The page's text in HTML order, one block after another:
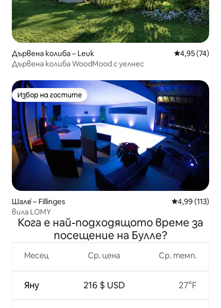
Дървена колиба – Leuk Средна
4,95 (74)
Дървена колиба WoodMood с уелнес
Избор на гостите
Избор на гостите
Шале́ – Fillinges Средна
4,99 (113)
вилa LOMY
Кога е най-подходящото време за
посещение на Булле?
Месец
Яну
Ср. цена
216 $ USD
Ср. темп.
27°F